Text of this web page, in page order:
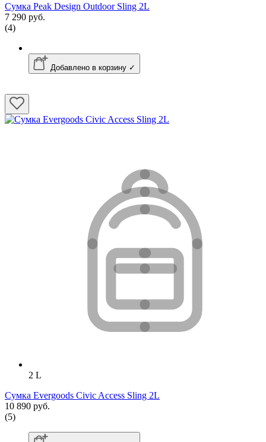
Сумка Peak Design Outdoor Sling 2L
7 290 руб.
(4)
Добавлено в корзину ✓
2 L
Сумка Evergoods Civic Access Sling 2L
10 890 руб.
(5)